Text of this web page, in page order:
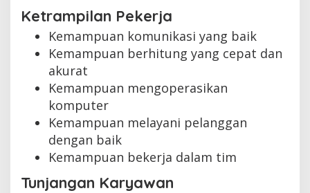
Ketrampilan Pekerja
Kemampuan komunikasi yang baik
Kemampuan berhitung yang cepat dan
akurat
Kemampuan mengoperasikan
komputer
Kemampuan melayani pelanggan
dengan baik
Kemampuan bekerja dalam tim
Tunjangan Karyawan